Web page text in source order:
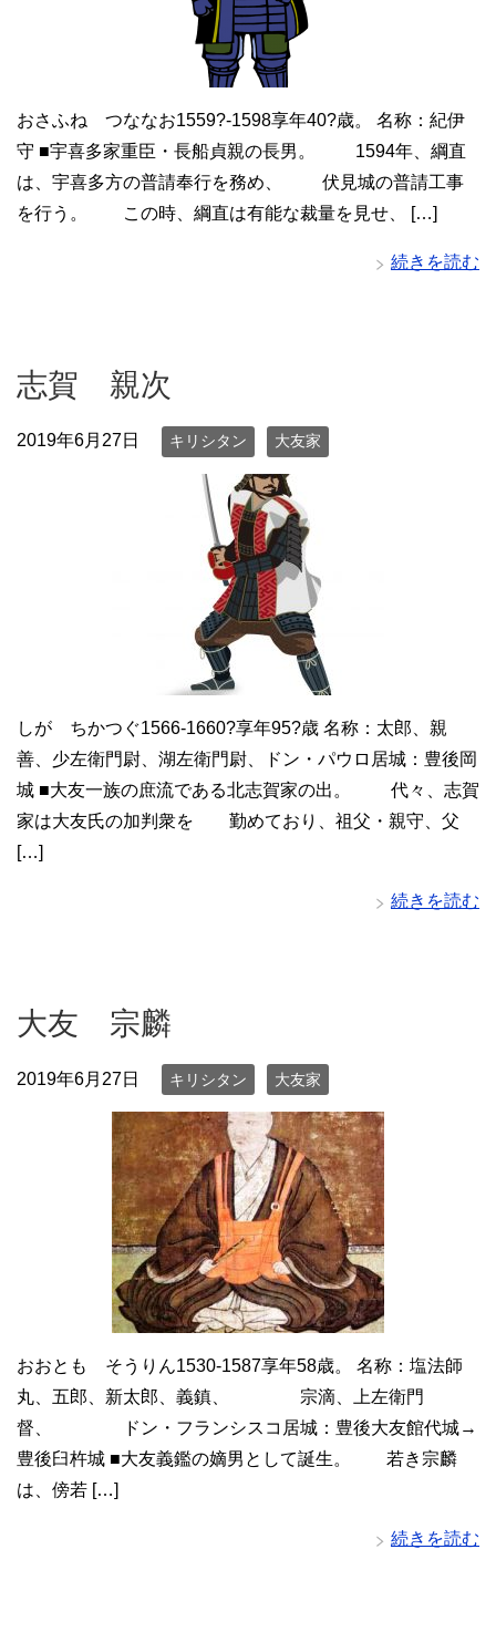
おさふね つななお1559?-1598享年40?歳。 名称：紀伊
守 ■宇喜多家重臣・長船貞親の長男。 1594年、綱直
は、宇喜多方の普請奉行を務め、 伏見城の普請工事
を行う。 この時、綱直は有能な裁量を見せ、 […]
続きを読む
志賀 親次
2019年6月27日 キリシタン 大友家
しが ちかつぐ1566-1660?享年95?歳 名称：太郎、親
善、少左衛門尉、湖左衛門尉、ドン・パウロ居城：豊後岡
城 ■大友一族の庶流である北志賀家の出。 代々、志賀
家は大友氏の加判衆を 勤めており、祖父・親守、父
[…]
続きを読む
大友 宗麟
2019年6月27日 キリシタン 大友家
おおとも そうりん1530-1587享年58歳。 名称：塩法師
丸、五郎、新太郎、義鎮、 宗滴、上左衛門
督、 ドン・フランシスコ居城：豊後大友館代城→
豊後臼杵城 ■大友義鑑の嫡男として誕生。 若き宗麟
は、傍若 […]
続きを読む